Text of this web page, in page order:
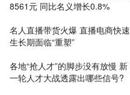
8561元 同比名义增长0.8%
名人直播带货火爆 直播电商快速
生长期面临“重塑”
各地“抢人才”的脚步没有放慢 新
一轮人才大战透露出哪些信号?